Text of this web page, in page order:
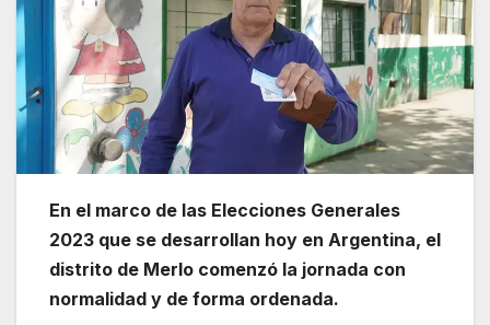
En el marco de las Elecciones Generales
2023 que se desarrollan hoy en Argentina, el
distrito de Merlo comenzó la jornada con
normalidad y de forma ordenada.